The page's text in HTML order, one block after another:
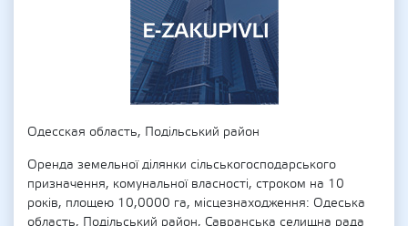
Одесская область, Подільський район
Оренда земельної ділянки сільськогосподарського
призначення, комунальної власності, строком на 10
років, площею 10,0000 га, місцезнаходження: Одеська
область, Подільський район, Савранська селищна рада